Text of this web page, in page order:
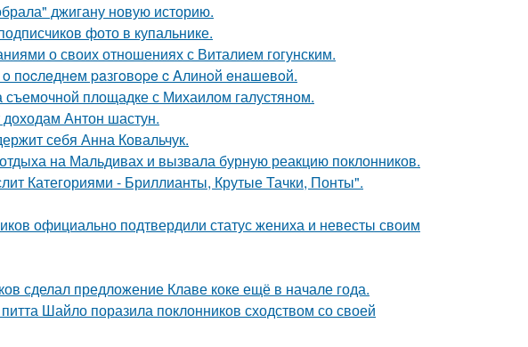
джигану новую историю.
фото в купальнике.
о своих отношениях с Виталием гогунским.
пocлeднeм paзгoвope c Aлинoй eнaшeвoй.
площадке с Михаилом галустяном.
доходам Антон шастун.
себя Анна Ковальчук.
на Мальдивах и вызвала бурную реакцию поклонников.
Категориями - Бриллианты, Крутые Тачки, Понты".
официально подтвердили статус жениха и невесты своим
сделал предложение Клаве коке ещё в начале года.
Шайло поразила поклонников сходством со своей